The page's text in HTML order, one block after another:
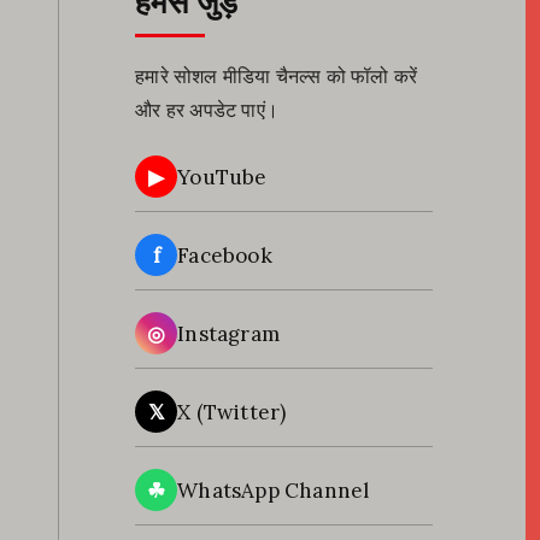
हमारे सोशल मीडिया चैनल्स को फॉलो करें
और हर अपडेट पाएं।
▶ YouTube
f Facebook
◎ Instagram
𝕏 X (Twitter)
☘ WhatsApp Channel